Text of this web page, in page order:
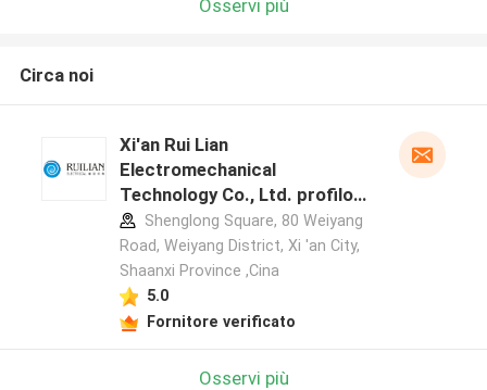
Osservi più
Circa noi
Xi'an Rui Lian
Electromechanical
Technology Co., Ltd. profilo
del produttore
Shenglong Square, 80 Weiyang
Road, Weiyang District, Xi 'an City,
Shaanxi Province ,Cina
5.0
Fornitore verificato
Osservi più